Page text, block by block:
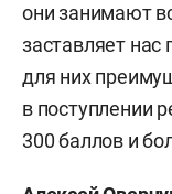
они занимают
заставляет нас
для них
в поступлении
300 баллов и